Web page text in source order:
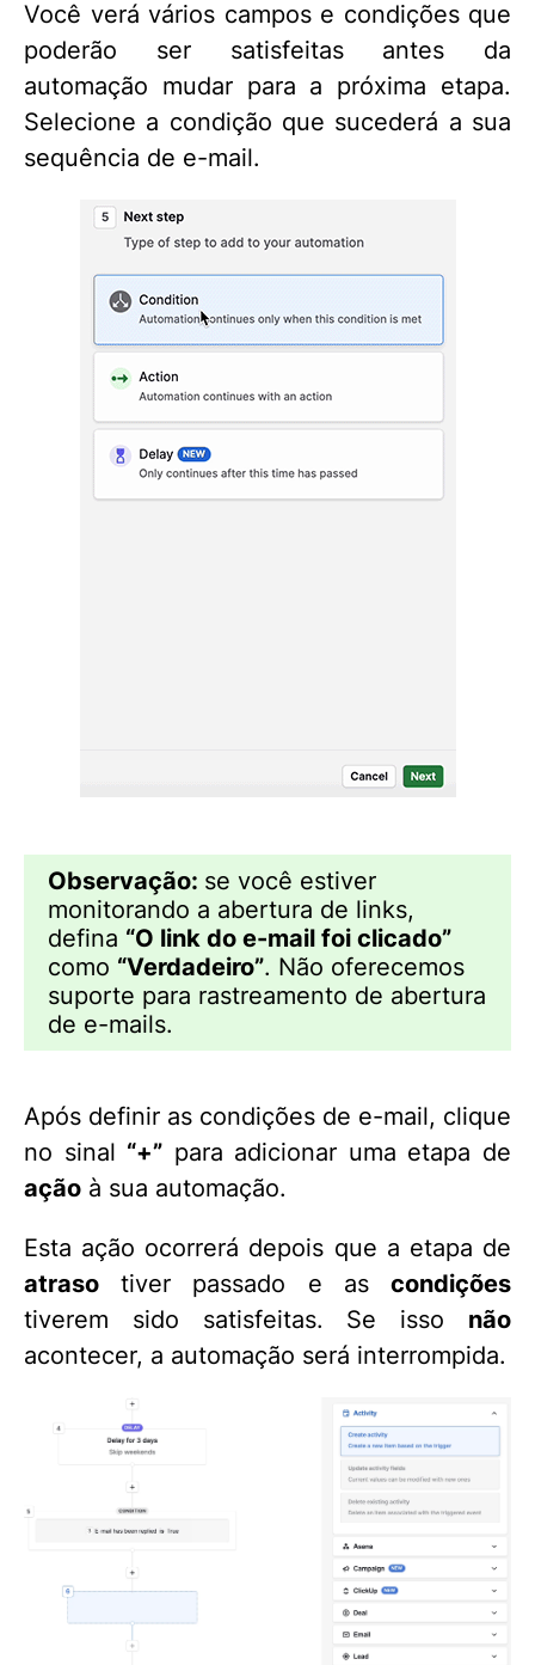
Você verá vários campos e condições que
poderão ser satisfeitas antes da
automação mudar para a próxima etapa.
Selecione a condição que sucederá a sua
sequência de e-mail.
Observação: se você estiver
monitorando a abertura de links,
defina “O link do e-mail foi clicado”
como “Verdadeiro”. Não oferecemos
suporte para rastreamento de abertura
de e-mails.
Após definir as condições de e-mail, clique
no sinal “+” para adicionar uma etapa de
ação à sua automação.
Esta ação ocorrerá depois que a etapa de
atraso tiver passado e as condições
tiverem sido satisfeitas. Se isso não
acontecer, a automação será interrompida.